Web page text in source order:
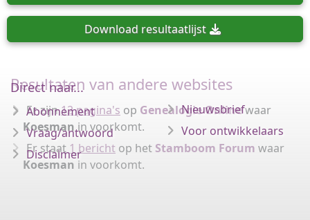
Download resultaatlijst
Resultaten van andere websites
Er zijn12 pagina's op Genealogie Onlinewaar
Koesmanin voorkomt.
Er staat 1 bericht op het Stamboom Forum waar
Koesman in voorkomt.
Direct naar...
Abonnement
Vraag/antwoord
Disclaimer
Nieuwsbrief
Voor ontwikkelaars